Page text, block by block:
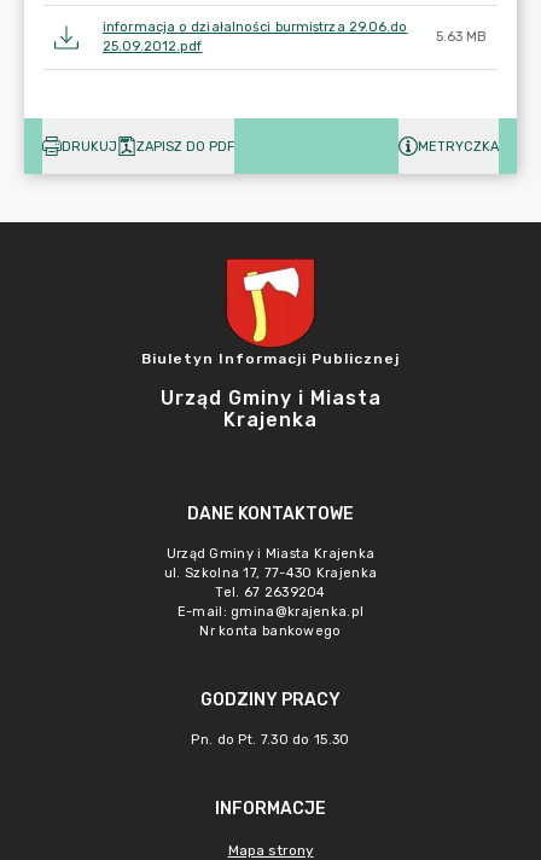
informacja o działalności burmistrza 29.06.do
25.09.2012.pdf
5.63 MB
DRUKUJ ZAPISZ DO PDF METRYCZKA
Biuletyn Informacji Publicznej
Urząd Gminy i Miasta
Krajenka
DANE KONTAKTOWE
Urząd Gminy i Miasta Krajenka
ul. Szkolna 17, 77-430 Krajenka
Tel. 67 2639204
E-mail: gmina@krajenka.pl
Nr konta bankowego
GODZINY PRACY
Pn. do Pt. 7.30 do 15.30
INFORMACJE
Mapa strony